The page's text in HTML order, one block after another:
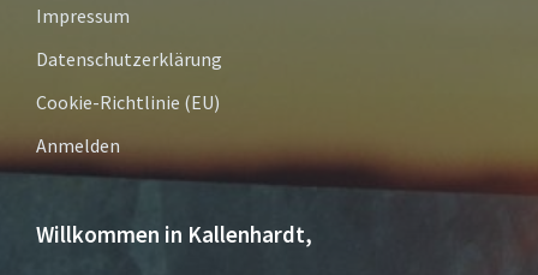
Impressum
Datenschutzerklärung
Cookie-Richtlinie (EU)
Anmelden
Willkommen in Kallenhardt,